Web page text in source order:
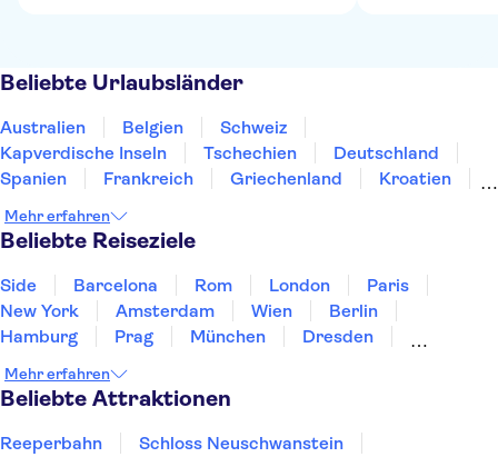
Beliebte Urlaubsländer
Australien Belgien
Schweiz
Kapverdische Inseln
Tschechien
Deutschland
Spanien
Frankreich Griechenland
Kroatien
Norwegen
Polen
Mehr erfahren
Beliebte Reiseziele
Side Barcelona Rom London
Paris
New York
Amsterdam Wien
Berlin
Hamburg
Prag München
Dresden
Heidelberg
Bremen
Mehr erfahren
Beliebte Attraktionen
Reeperbahn
Schloss Neuschwanstein